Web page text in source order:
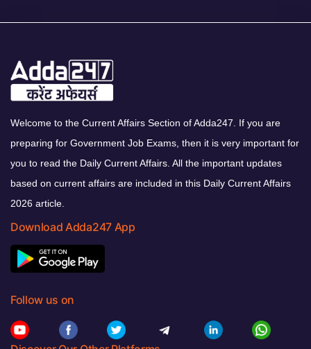
Welcome to the Current Affairs Section of Adda247. If you are
preparing for Government Job Exams, then it is very important for
you to read the Daily Current Affairs. All the important updates
based on current affairs are included in this Daily Current Affairs
2026 article.
Download Adda247 App
Follow us on